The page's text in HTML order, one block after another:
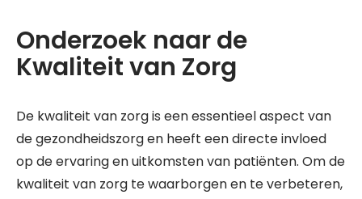
Onderzoek naar de
Kwaliteit van Zorg
De kwaliteit van zorg is een essentieel aspect van
de gezondheidszorg en heeft een directe invloed
op de ervaring en uitkomsten van patiënten. Om de
kwaliteit van zorg te waarborgen en te verbeteren,